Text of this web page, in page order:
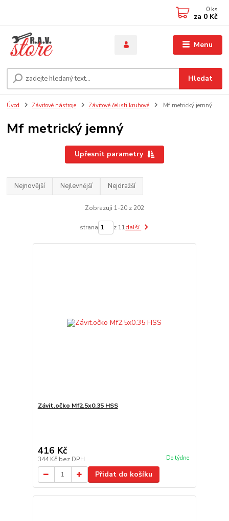
Menu
Hledat
0 ks
za 0 Kč
Úvod Závitové nástroje Závitové čelisti kruhové Mf metrický jemný
Mf metrický jemný
Upřesnit parametry
Nejnovější Nejlevnější Nejdražší
Zobrazuji 1-20 z 202
strana z 11další
Závit.očko Mf2.5x0.35 HSS
416 Kč
344 Kč bez DPH Do týdne
Přidat do košíku